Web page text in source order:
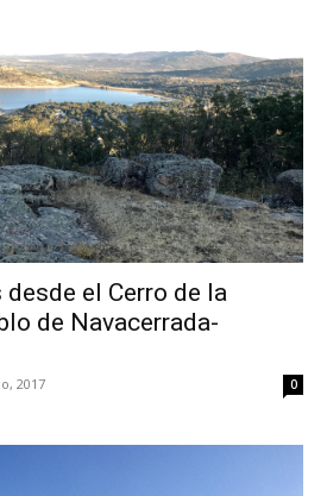
el Cerro de la
de Navacerrada-
2017 0